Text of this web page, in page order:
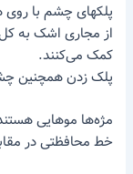
پلکهای چشم با
از مجاری اشک به
کمک می‌کنند.
پلک زدن همچنین
مژه‌ها موهایی
خط محافظتی در